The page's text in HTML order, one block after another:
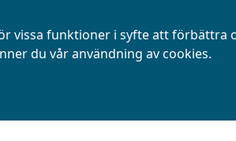
vissa funktioner i syfte att förbättra
du vår användning av cookies.